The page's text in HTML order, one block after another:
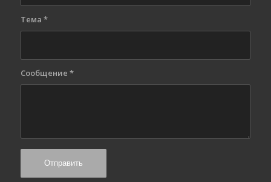
Тема *
Сообщение *